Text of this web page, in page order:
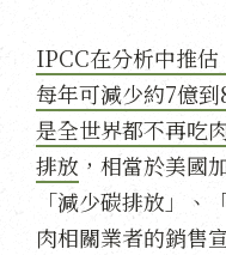
IPCC在分析中推估
每年可減少約7億
是全世界都不再吃
排放 ，相當於美國
「減少碳排放」、
肉相關業者的銷售